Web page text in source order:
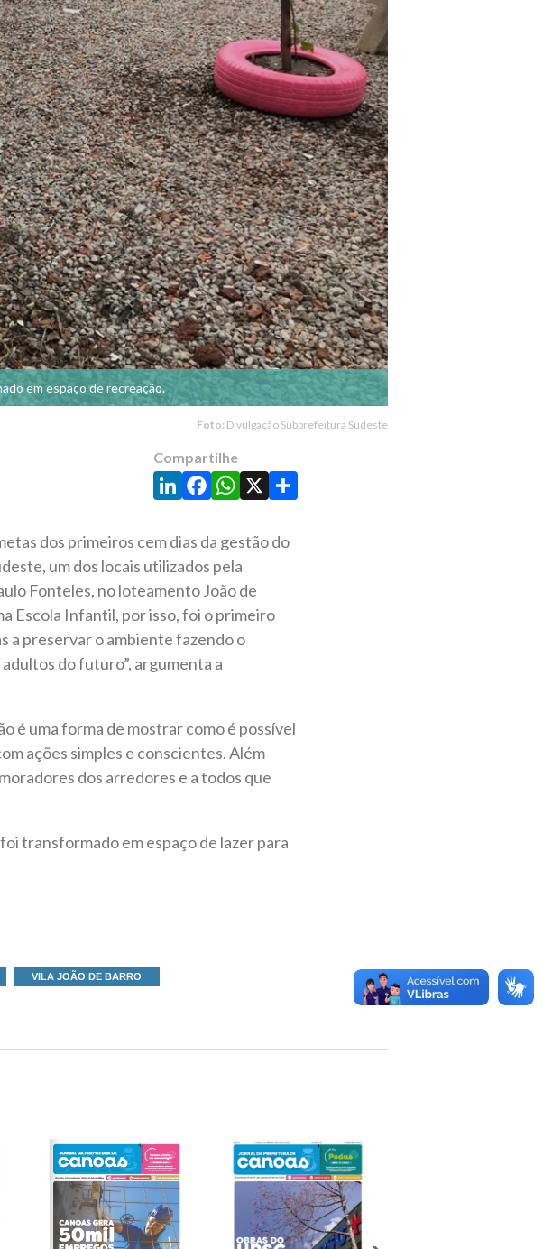
em espaço de recreação.
Foto: Divulgação Subprefeitura Sudeste
Compartilhe
LinkedIn
Facebook
WhatsApp
X Share
dos primeiros cem dias da gestão do
um dos locais utilizados pela
Fonteles, no loteamento João de
Escola Infantil, por isso, foi o primeiro
a preservar o ambiente fazendo o
do futuro”, argumenta a
é uma forma de mostrar como é possível
ações simples e conscientes. Além
dos arredores e a todos que
transformado em espaço de lazer para
VILA JOÃO DE BARRO